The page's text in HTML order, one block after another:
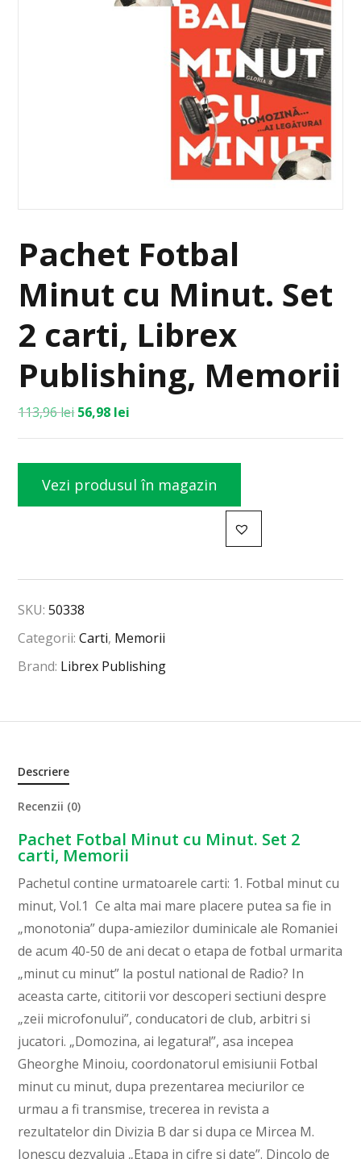
Pachet Fotbal
Minut cu Minut. Set
2 carti, Librex
Publishing, Memorii
113,96lei 56,98 lei
Vezi produsul în magazin
SKU:50338
Categorii:Carti, Memorii
Brand: Librex Publishing
Descriere
Recenzii (0)
Pachet Fotbal Minut cu Minut. Set 2
carti, Memorii
Pachetul contine urmatoarele carti: 1. Fotbal minut cu
minut, Vol.1 Ce alta mai mare placere putea sa fie in
„monotonia” dupa-amiezilor duminicale ale Romaniei
de acum 40-50 de ani decat o etapa de fotbal urmarita
„minut cu minut” la postul national de Radio? In
aceasta carte, cititorii vor descoperi sectiuni despre
„zeii microfonului”, conducatori de club, arbitri si
jucatori. „Domozina, ai legatura!”, asa incepea
Gheorghe Minoiu, coordonatorul emisiunii Fotbal
minut cu minut, dupa prezentarea meciurilor ce
urmau a fi transmise, trecerea in revista a
rezultatelor din Divizia B dar si dupa ce Mircea M.
Ionescu dezvaluia „Etapa in cifre si date”. Dincolo de